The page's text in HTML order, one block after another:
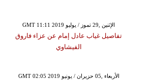
GMT 11:11 2019 الإثنين ,29 تموز / يوليو
تفاصيل غياب عادل إمام عن عزاء فاروق
الفيشاوي
GMT 02:05 2019 الأربعاء ,05 حزيران / يونيو